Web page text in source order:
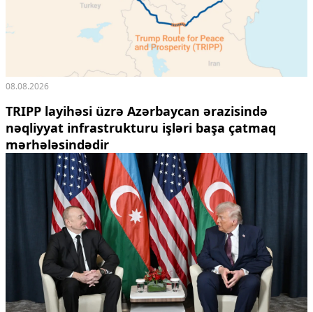
08.08.2026
TRIPP layihəsi üzrə Azərbaycan ərazisində
nəqliyyat infrastrukturu işləri başa çatmaq
mərhələsindədir